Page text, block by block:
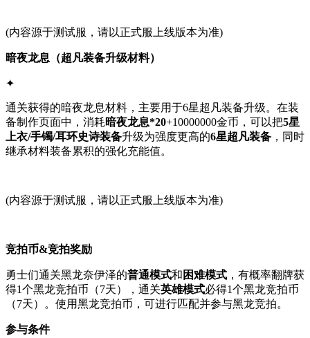
(内容源于测试服，请以正式服上线版本为准)
暗夜龙息（超凡装备升级材料）
✦
通关获得的暗夜龙息材料，主要用于6星超凡装备升级。在装
备制作页面中，消耗暗夜龙息*20+10000000金币，可以把5星
上衣/手镯/耳环史诗装备升级为强度更高的6星超凡装备 ，同时
继承材料装备累积的强化充能值。
(内容源于测试服，请以正式服上线版本为准)
竞拍币&竞拍奖励
勇士们通关黑龙奈伊泽的普通模式和 困难模式 ，有概率翻牌获
得1个黑龙竞拍币（7天），通关英雄模式必得1个黑龙竞拍币
（7天）。使用黑龙竞拍币，可进行匹配并参与黑龙竞拍。
参与条件